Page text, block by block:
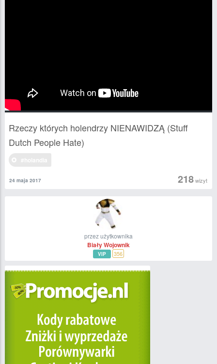
Rzeczy których holendrzy NIENAWIDZĄ (Stuff
Dutch People Hate)
218wizyt
24 maja 2017
przez użytkownika
Biały Wojownik
VIP 356